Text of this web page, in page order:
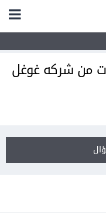
من شركه غوغل